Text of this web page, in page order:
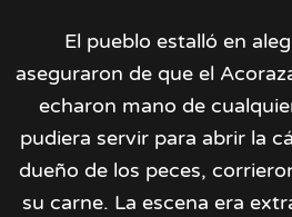
El pueblo estalló en
aseguraron de que el
echaron mano de
pudiera servir para abrir la
dueño de los peces,
su carne. La escena era